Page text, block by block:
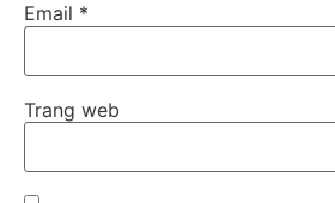
Email *
Trang web